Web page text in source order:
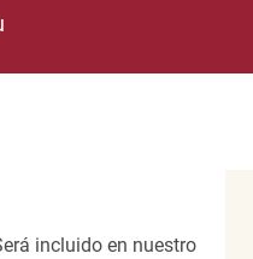
incluido en nuestro